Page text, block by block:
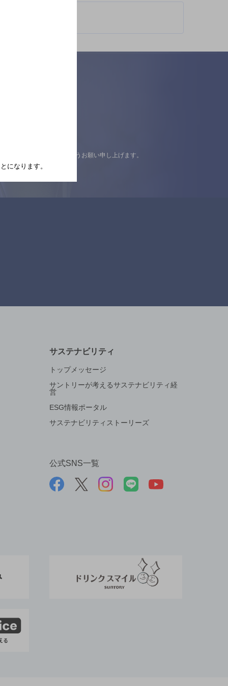
の上ご来店くださいますようお願い申し上げます。
サステナビリティ
トップメッセージ
サントリーが考えるサステナビリティ経
営
ESG情報ポータル
サステナビリティストーリーズ
公式SNS一覧
になります。